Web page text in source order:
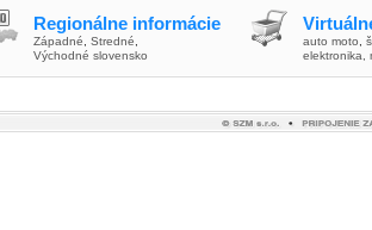
Regionálne informácie
Západné Stredné
Východné slovensko
auto moto
elektronika,